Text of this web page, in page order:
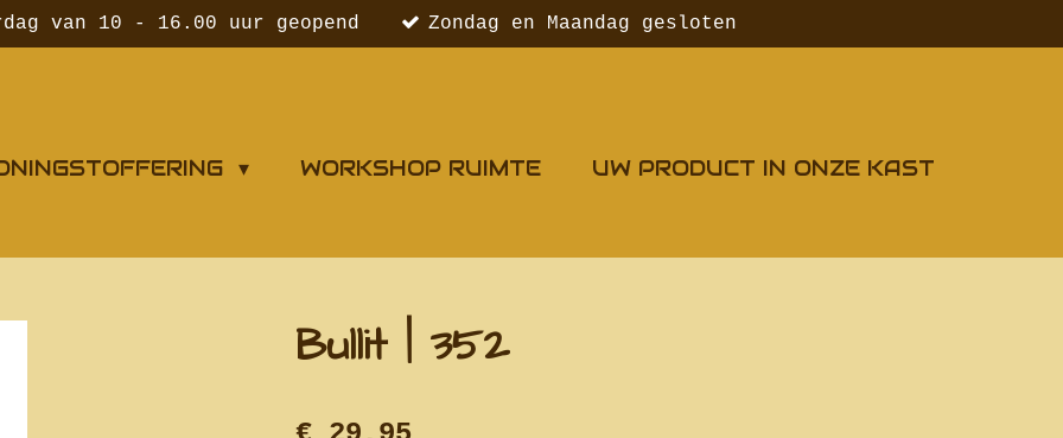
van 10 - 16.00 uur geopend Zondag en Maandag gesloten
WORKSHOP RUIMTE
UW PRODUCT IN ONZE KAST
Bullit | 352